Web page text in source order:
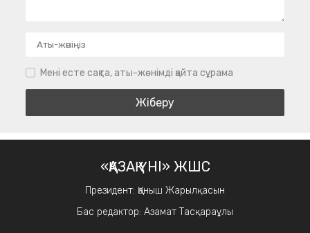
Мені есте сақта, аты-жөнімді қайта сұрама
«ҚАЗАҚ ҮНІ» ЖШС
Президент: Қаныш Жарылқасын
Бас редактор: Азамат Тасқараұлы